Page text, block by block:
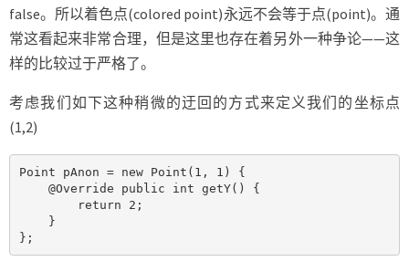
false。所以着色点(colored point)永远不会等于点(point)。通
常这看起来非常合理，但是这里也存在着另外一种争论——这
样的比较过于严格了。
考虑我们如下这种稍微的迂回的方式来定义我们的坐标点
(1,2)
Point pAnon = new Point(1, 1) {
    @Override public int getY() {
        return 2;
    }
};